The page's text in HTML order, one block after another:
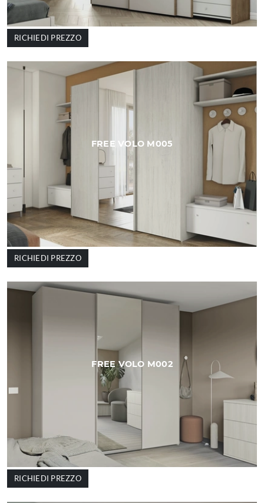
RICHIEDI PREZZO
FREE VOLO M005
RICHIEDI PREZZO
FREE VOLO M002
RICHIEDI PREZZO